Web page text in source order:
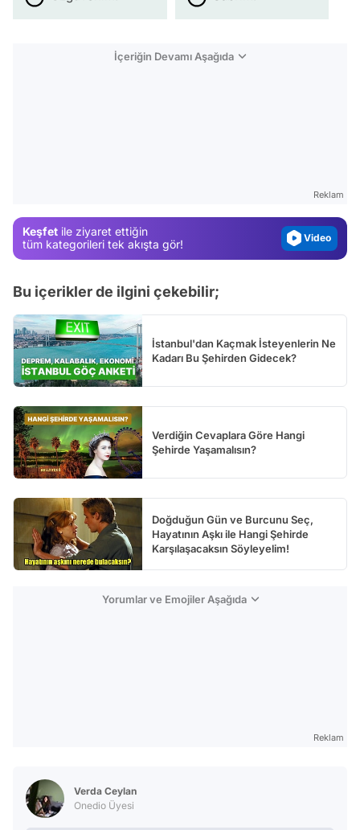
İçeriğin Devamı Aşağıda
Reklam
Keşfet ile ziyaret ettiğin
tüm kategorileri tek akışta gör!
Video
Bu içerikler de ilgini çekebilir;
İstanbul'dan Kaçmak İsteyenlerin Ne
Kadarı Bu Şehirden Gidecek?
Verdiğin Cevaplara Göre Hangi
Şehirde Yaşamalısın?
Doğduğun Gün ve Burcunu Seç,
Hayatının Aşkı ile Hangi Şehirde
Karşılaşacaksın Söyleyelim!
Yorumlar ve Emojiler Aşağıda
Reklam
Verda Ceylan
Onedio Üyesi